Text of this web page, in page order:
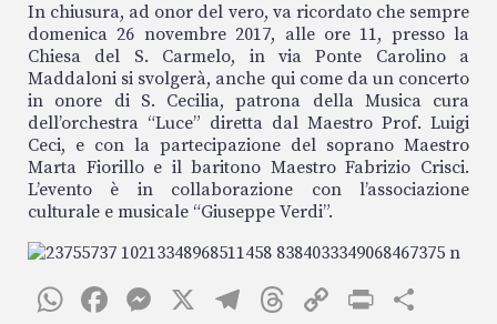
In chiusura, ad onor del vero, va ricordato che sempre
domenica 26 novembre 2017, alle ore 11, presso la
Chiesa del S. Carmelo, in via Ponte Carolino a
Maddaloni si svolgerà, anche qui come da un concerto
in onore di S. Cecilia, patrona della Musica cura
dell’orchestra “Luce” diretta dal Maestro Prof. Luigi
Ceci, e con la partecipazione del soprano Maestro
Marta Fiorillo e il baritono Maestro Fabrizio Crisci.
L’evento è in collaborazione con l’associazione
culturale e musicale “Giuseppe Verdi”.
W F
M
X
T
T
C
P